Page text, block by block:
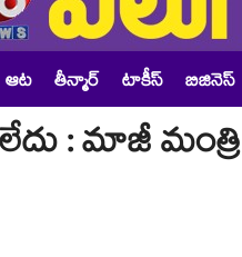
ఆట తీన్మార్ టాకీస్ బిజినెస్
లేదు : మాజీ మంత్రి